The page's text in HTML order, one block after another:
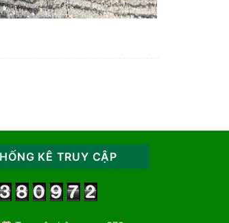
KÊ TRUY CẬP